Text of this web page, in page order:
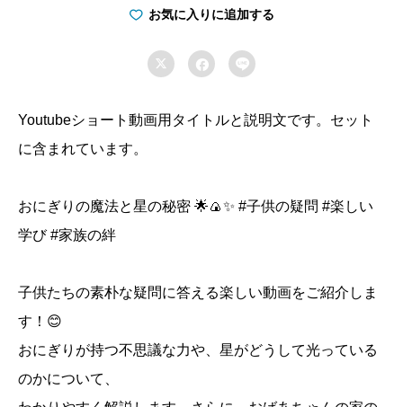
秘
子
が
な
法
お気に入りに追加する
  
Youtubeショート動画用タイトルと説明文です。セット
に含まれています。
おにぎりの魔法と星の秘密 🌟🍙✨ #子供の疑問 #楽しい
学び #家族の絆
子供たちの素朴な疑問に答える楽しい動画をご紹介しま
す！😊
おにぎりが持つ不思議な力や、星がどうして光っている
のかについて、